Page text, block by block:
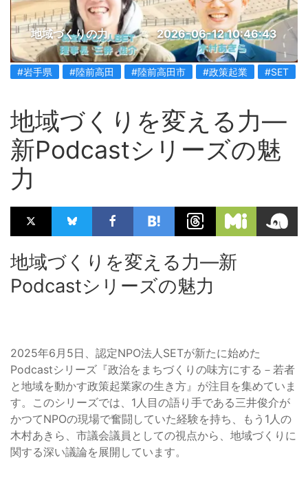
地域づくりの力 2026-06-12 10:46:43
#岩手県 #陸前高田 #陸前高田市 #政策起業 #SET
地域づくりを変える力―
新Podcastシリーズの魅
力
地域づくりを変える力―新
Podcastシリーズの魅力
2025年6月5日、認定NPO法人SETが新たに始めた
Podcastシリーズ『政治をまちづくりの味方にする－若者
と地域を動かす政策起業家の生き方』が注目を集めていま
す。このシリーズでは、1人目の語り手である三井俊介が
かつてNPOの現場で奮闘していた経験を持ち、もう1人の
木村あきら、市議会議員としての視点から、地域づくりに
関する深い議論を展開しています。